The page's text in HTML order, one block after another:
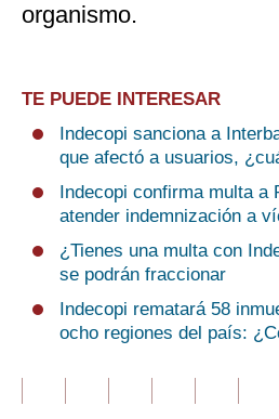
organismo.
TE PUEDE INTERESAR
Indecopi sanciona a
que afectó a usuarios,
Indecopi confirma multa a
atender indemnización a
¿Tienes una multa con
se podrán fraccionar
Indecopi rematará 58
ocho regiones del país: